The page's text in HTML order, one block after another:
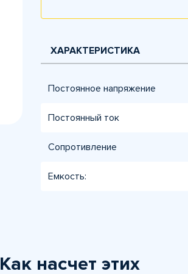
ХАРАКТЕРИСТИКА
Постоянное напряжение
Постоянный ток
Сопротивление
Емкость:
Как насчет этих